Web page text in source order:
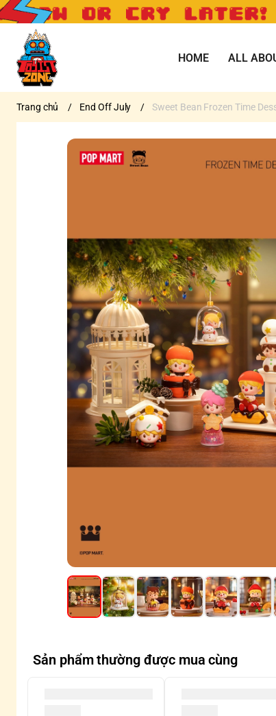
HOME ALL
Trang chủ / End Off July / Sweet Bean Frozen Time
Sản phẩm thường được mua cùng